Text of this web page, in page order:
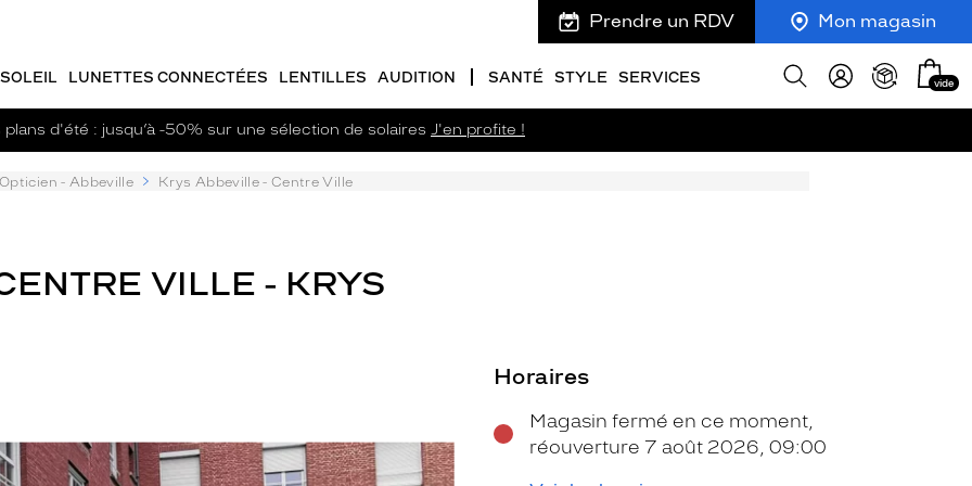
Prendre un RDV Mon magasin
LUNETTES CONNECTÉES LENTILLES AUDITION SANTÉ STYLE SERVICES
Afficher
Mon
panier
vide
plans d'été : jusqu’à -50% sur une sélection de solaires J'en profite !
Opticien - Abbeville Krys Abbeville - Centre Ville
VILLE - KRYS
Horaires
Magasin fermé en ce moment,
réouverture 7 août 2026, 09:00